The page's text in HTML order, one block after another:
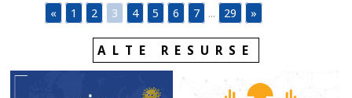
« 1 2 3 4 5 6 7 ... 29 »
ALTE RESURSE